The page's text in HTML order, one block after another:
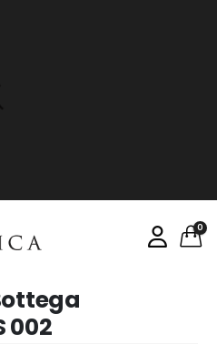
0
002